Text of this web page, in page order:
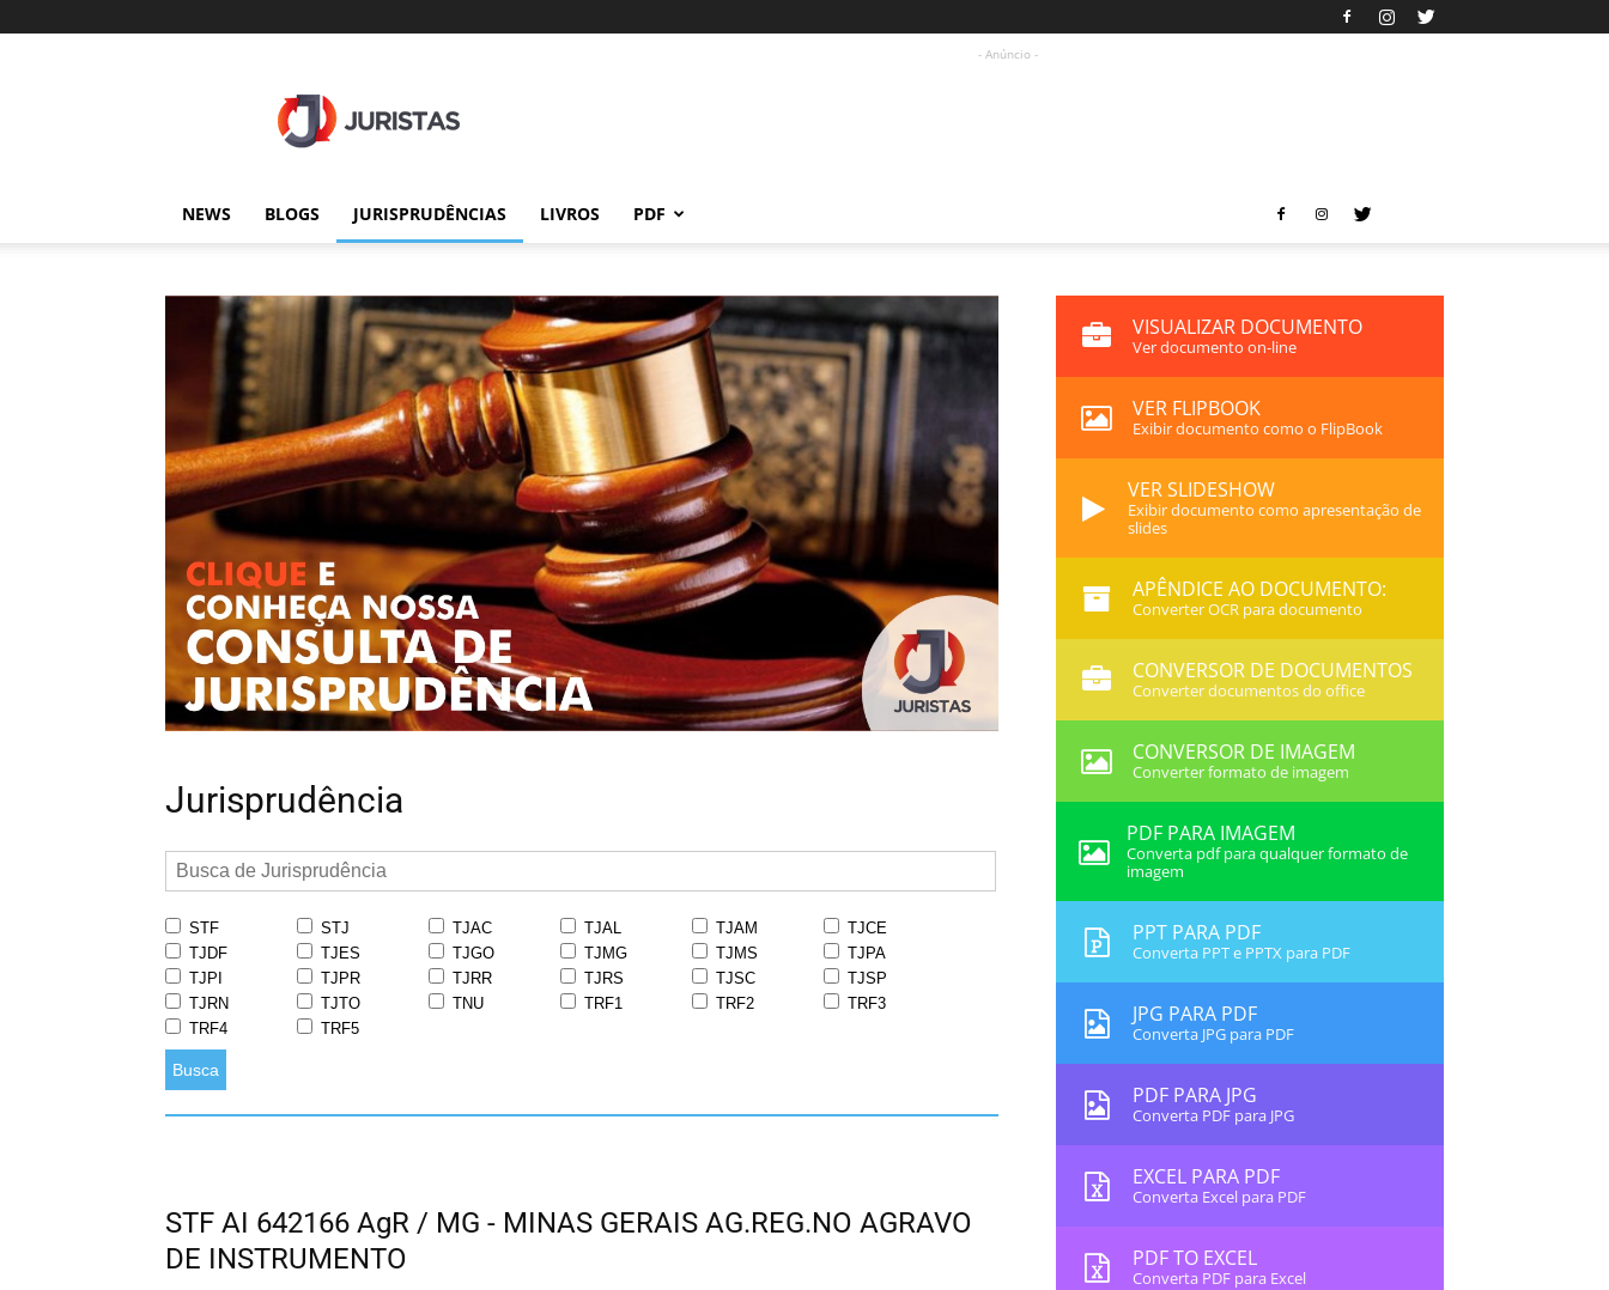
- Anúncio -
NEWS BLOGS JURISPRUDÊNCIAS LIVROS PDF
Jurisprudência
STF STJ TJAC TJAL TJAM
TJCE
TJDF
TJES TJGO TJMG TJMS
TJPA
TJPI
TJPR TJRR TJRS TJSC
TJSP
TJRN
TJTO TNU TRF1 TRF2
TRF3
TRF4
TRF5
Busca
STF AI 642166 AgR / MG - MINAS GERAIS AG.REG.NO AGRAVO
DE INSTRUMENTO
VISUALIZAR DOCUMENTO
Ver documento on-line
VER FLIPBOOK
Exibir documento como o FlipBook
VER SLIDESHOW
Exibir documento como apresentação de
slides
APÊNDICE AO DOCUMENTO:
Converter OCR para documento
CONVERSOR DE DOCUMENTOS
Converter documentos do office
CONVERSOR DE IMAGEM
Converter formato de imagem
PDF PARA IMAGEM
Converta pdf para qualquer formato de
imagem
PPT PARA PDF
Converta PPT e PPTX para PDF
JPG PARA PDF
Converta JPG para PDF
PDF PARA JPG
Converta PDF para JPG
EXCEL PARA PDF
Converta Excel para PDF
PDF TO EXCEL
Converta PDF para Excel